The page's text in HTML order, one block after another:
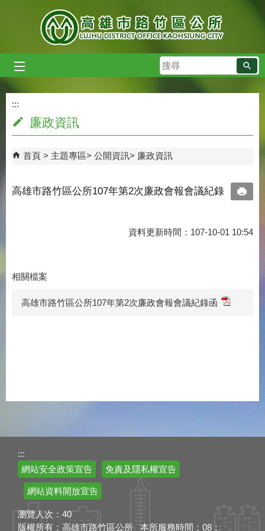
跳到主要內容區塊
搜
尋
:::
廉政資訊
首頁 主題專區 公開資訊 廉政資訊
高雄市路竹區公所107年第2次廉政會報會議紀錄
資料更新時間：107-10-01 10:54
相關檔案
高雄市路竹區公所107年第2次廉政會報會議紀錄函
:::
網站安全政策宣告
免責及隱私權宣告
網站資料開放宣告
瀏覽人次： 40
版權所有：高雄市路竹區公所 本所服務時間：08：